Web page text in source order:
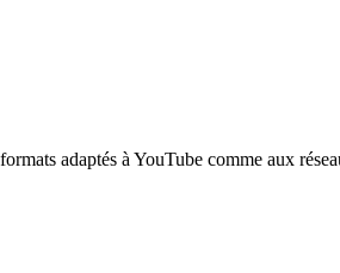
adaptés à YouTube comme aux